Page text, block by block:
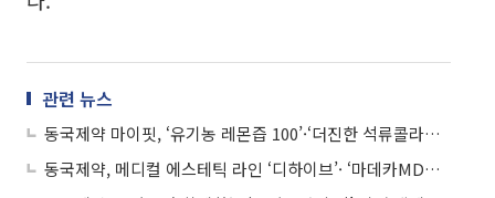
관련 뉴스
동국제약 마이핏, ‘유기농 레몬즙 100’·‘더진한 석류콜라겐 젤리’ 출시
동국제약, 메디컬 에스테틱 라인 ‘디하이브’· ‘마데카MD크림·로션’ 출시